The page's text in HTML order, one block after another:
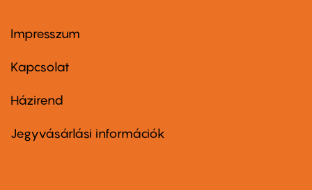
Footer
first
Impresszum
Kapcsolat
Footer
second
Házirend
Jegyvásárlási információk